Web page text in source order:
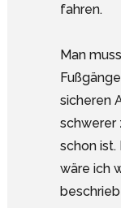
fahren.
Man
sicheren
schwerer
schon
wäre ich